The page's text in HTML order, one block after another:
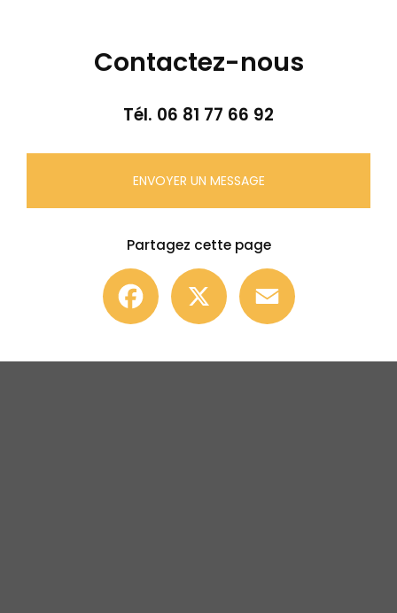
Contactez-nous
Tél. 06 81 77 66 92
ENVOYER UN MESSAGE
Partagez cette page
Facebook